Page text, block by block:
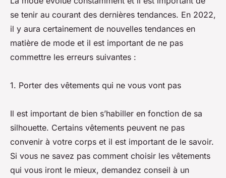
se tenir au courant des dernières tendances. En 2022,
il y aura certainement de nouvelles tendances en
matière de mode et il est important de ne pas
commettre les erreurs suivantes :
1. Porter des vêtements qui ne vous vont pas
Il est important de bien s’habiller en fonction de sa
silhouette. Certains vêtements peuvent ne pas
convenir à votre corps et il est important de le savoir.
Si vous ne savez pas comment choisir les vêtements
qui vous iront le mieux, demandez conseil à un